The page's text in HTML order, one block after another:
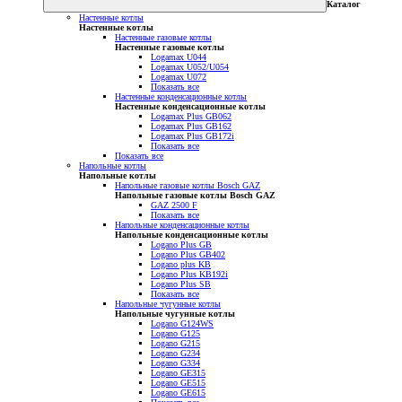
Каталог
Настенные котлы
Настенные котлы
Настенные газовые котлы
Настенные газовые котлы
Logamax U044
Logamax U052/U054
Logamax U072
Показать все
Настенные конденсационные котлы
Настенные конденсационные котлы
Logamax Plus GB062
Logamax Plus GB162
Logamax Plus GB172i
Показать все
Показать все
Напольные котлы
Напольные котлы
Напольные газовые котлы Bosch GAZ
Напольные газовые котлы Bosch GAZ
GAZ 2500 F
Показать все
Напольные конденсационные котлы
Напольные конденсационные котлы
Logano Plus GB
Logano Plus GB402
Logano plus KB
Logano Plus KB192i
Logano Plus SB
Показать все
Напольные чугунные котлы
Напольные чугунные котлы
Logano G124WS
Logano G125
Logano G215
Logano G234
Logano G334
Logano GE315
Logano GE515
Logano GE615